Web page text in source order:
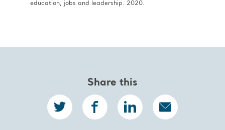
education, jobs and leadership. 2020.
Share this